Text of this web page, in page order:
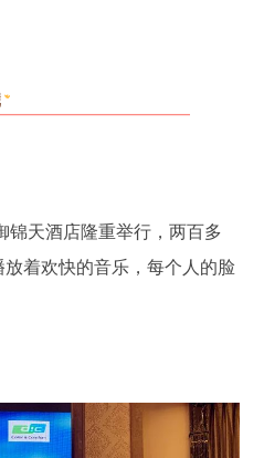
锦天酒店隆重举行，两百多
着欢快的音乐，每个人的脸